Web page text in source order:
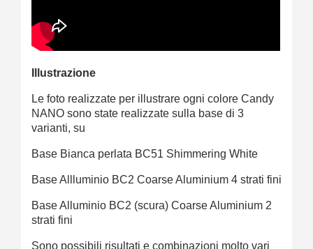
Illustrazione
Le foto realizzate per illustrare ogni colore Candy
NANO sono state realizzate sulla base di 3
varianti, su
Base Bianca perlata BC51 Shimmering White
Base Allluminio BC2 Coarse Aluminium 4 strati fini
Base Alluminio BC2 (scura) Coarse Aluminium 2
strati fini
Sono possibili risultati e combinazioni molto vari